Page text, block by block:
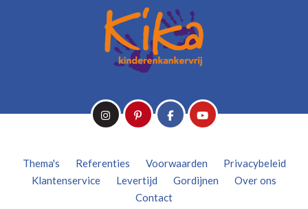
Thema's Referenties Voorwaarden
Privacybeleid
Klantenservice
Levertijd Gordijnen
Over ons
Contact